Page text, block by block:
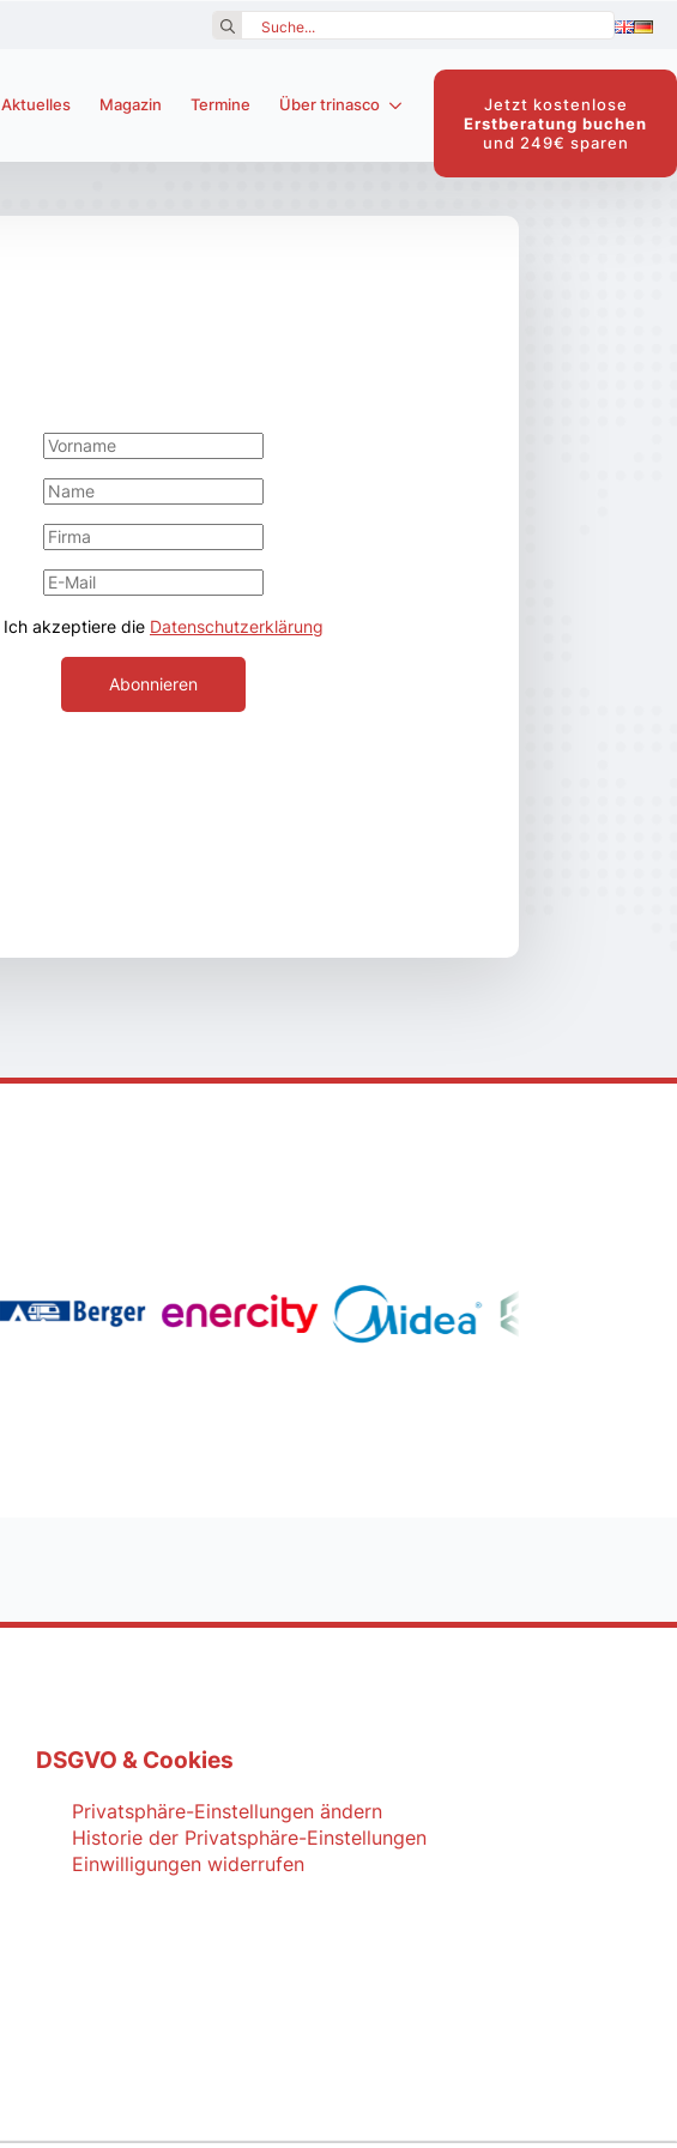
Search
Aktuelles Magazin Termine Über trinasco
Jetzt kostenlose
Erstberatung buchen
und 249€ sparen
Ich akzeptiere die Datenschutzerklärung
Abonnieren
DSGVO & Cookies
Privatsphäre-Einstellungen ändern
Historie der Privatsphäre-Einstellungen
Einwilligungen widerrufen